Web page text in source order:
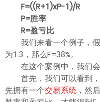
F=((R+1)xP-1)/R
P=胜率
R=盈亏比
我们来看一个例子，
为1.3，那么F=38%。
在这个案例中，我们
首先，我们可以看到
先拥有一个交易系统 ，然